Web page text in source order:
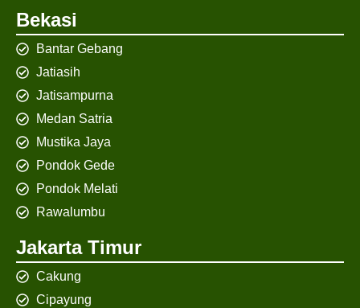
Bekasi
Bantar Gebang
Jatiasih
Jatisampurna
Medan Satria
Mustika Jaya
Pondok Gede
Pondok Melati
Rawalumbu
Jakarta Timur
Cakung
Cipayung